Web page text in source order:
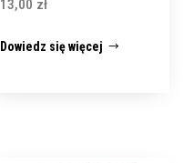
13,00 zł
Dowiedz się więcej